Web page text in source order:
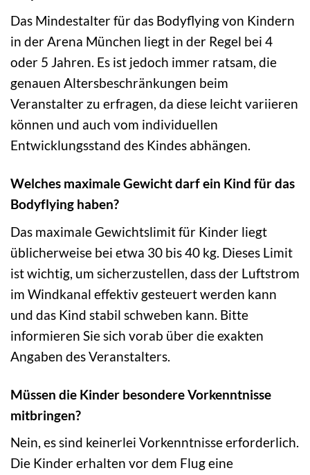
Das Mindestalter für das Bodyflying von Kindern
in der Arena München liegt in der Regel bei 4
oder 5 Jahren. Es ist jedoch immer ratsam, die
genauen Altersbeschränkungen beim
Veranstalter zu erfragen, da diese leicht variieren
können und auch vom individuellen
Entwicklungsstand des Kindes abhängen.
Welches maximale Gewicht darf ein Kind für das
Bodyflying haben?
Das maximale Gewichtslimit für Kinder liegt
üblicherweise bei etwa 30 bis 40 kg. Dieses Limit
ist wichtig, um sicherzustellen, dass der Luftstrom
im Windkanal effektiv gesteuert werden kann
und das Kind stabil schweben kann. Bitte
informieren Sie sich vorab über die exakten
Angaben des Veranstalters.
Müssen die Kinder besondere Vorkenntnisse
mitbringen?
Nein, es sind keinerlei Vorkenntnisse erforderlich.
Die Kinder erhalten vor dem Flug eine